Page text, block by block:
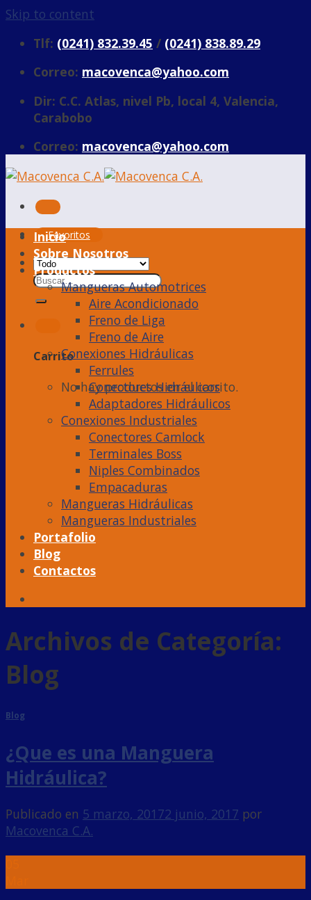
Skip to content
Tlf: (0241) 832.39.45 / (0241) 838.89.29
Correo: macovenca@yahoo.com
Dir: C.C. Atlas, nivel Pb, local 4, Valencia,
Carabobo
Correo: macovenca@yahoo.com
Favoritos
Carrito
No hay productos en el carrito.
Inicio
Sobre Nosotros
Productos
Mangueras Automotrices
Aire Acondicionado
Freno de Liga
Freno de Aire
Conexiones Hidráulicas
Ferrules
Conectores Hidráulicos
Adaptadores Hidráulicos
Conexiones Industriales
Conectores Camlock
Terminales Boss
Niples Combinados
Empacaduras
Mangueras Hidráulicas
Mangueras Industriales
Portafolio
Blog
Contactos
Archivos de Categoría:
Blog
Blog
¿Que es una Manguera
Hidráulica?
Publicado en 5 marzo, 20172 junio, 2017 por
Macovenca C.A.